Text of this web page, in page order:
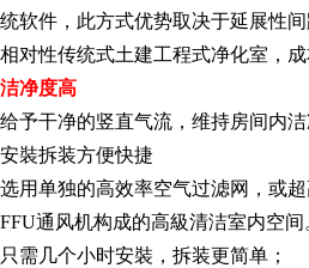
统软件，此方式优势取决于延展性
相对性传统式土建工程式净化室，成
洁净度高
给予干净的竖直气流，维持房间内洁
安裝拆装方便快捷
选用单独的高效率空气过滤网，或
FFU通风机构成的高級清洁室内空间
只需几个小时安裝，拆装更简单；